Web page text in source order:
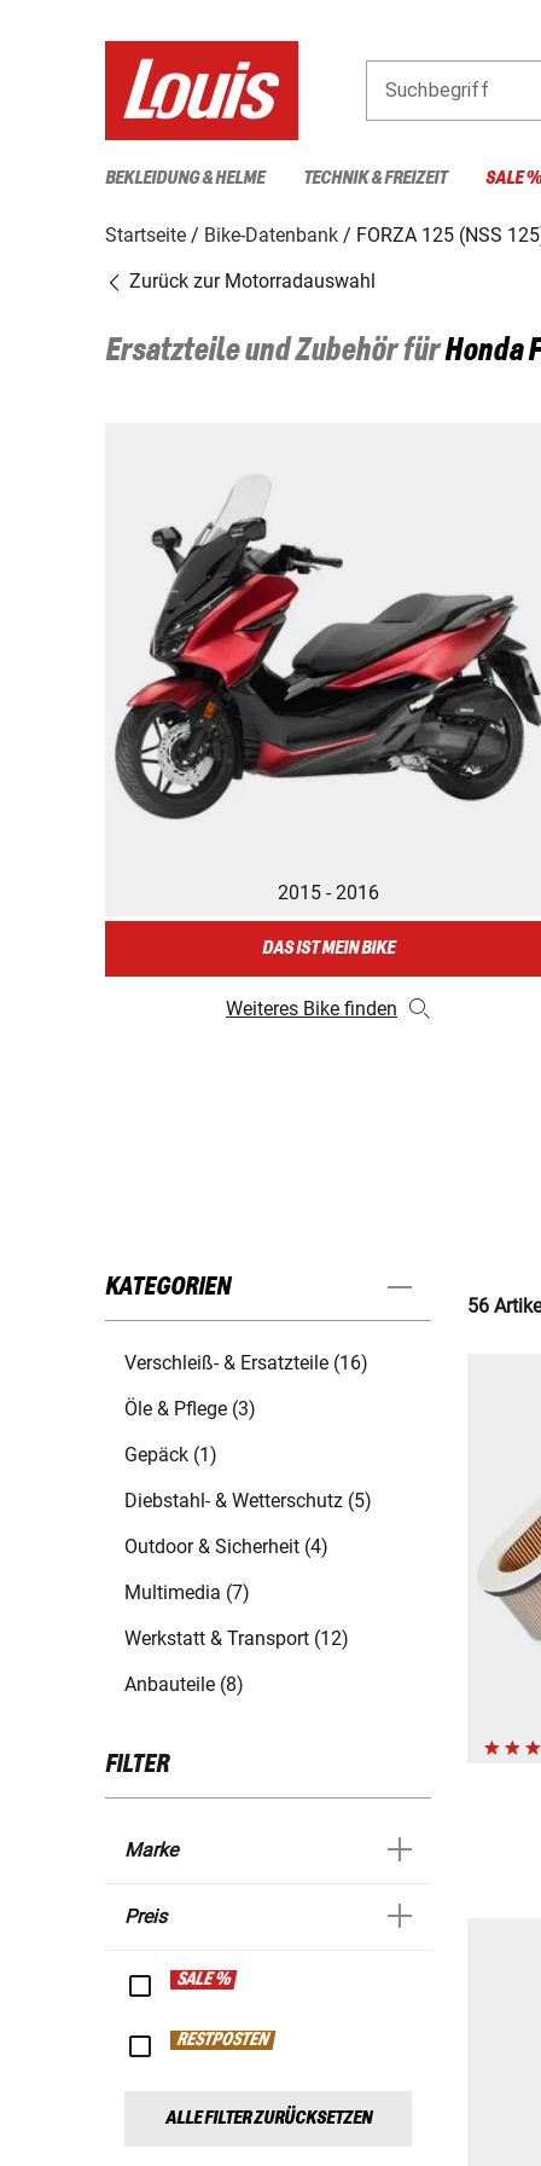
Suchbegriff
BEKLEIDUNG & HELME TECHNIK & FREIZEIT SALE %
Startseite Bike-Datenbank
FORZA 125 (NSS
Zurück zur Motorradauswahl
Ersatzteile und Zubehör fürHonda
2015 - 2016
DAS IST MEIN BIKE
Weiteres Bike finden
KATEGORIEN
Verschleiß- & Ersatzteile (16)
Öle & Pflege (3)
Gepäck (1)
Diebstahl- & Wetterschutz (5)
Outdoor & Sicherheit (4)
Multimedia (7)
Werkstatt & Transport (12)
Anbauteile (8)
FILTER
Marke
Preis
SALE %
RESTPOSTEN
ALLE FILTER ZURÜCKSETZEN
56